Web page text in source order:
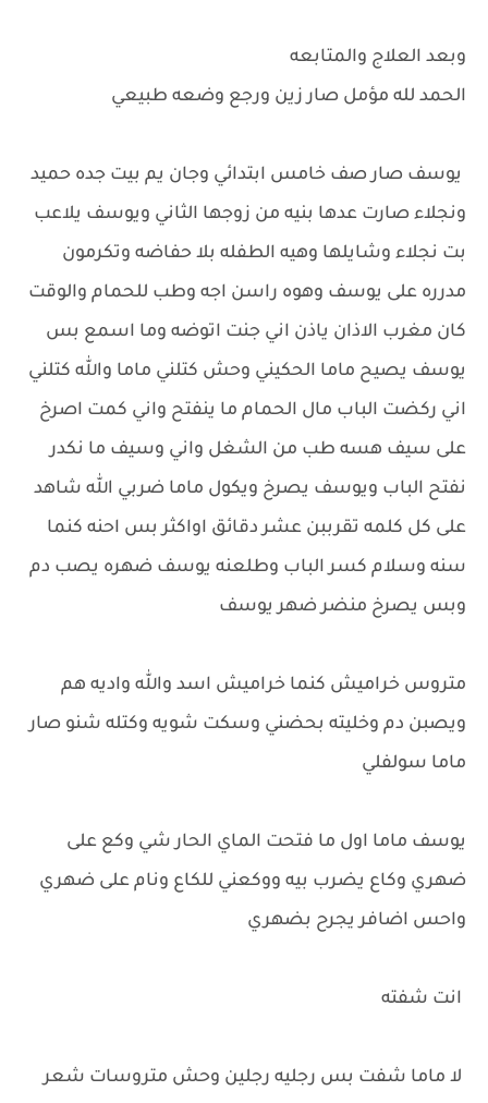
وبعد العلاج والمتابعه
الحمد لله مؤمل صار زين ورجع وضعه طبيعي
يوسف صار صف خامس ابتدائي وجان يم بيت جده حميد
ونجلاء صارت عدها بنيه من زوجها الثاني ويوسف يلاعب
بت نجلاء وشايلها وهيه الطفله بلا حفاضه وتكرمون
مدرره على يوسف وهوه راسن اجه وطب للحمام والوقت
كان مغرب الاذان ياذن اني جنت اتوضه وما اسمع بس
يوسف يصيح ماما الحكيني وحش كتلني ماما والله كتلني
اني ركضت الباب مال الحمام ما ينفتح واني كمت اصرخ
على سيف هسه طب من الشغل واني وسيف ما نكدر
نفتح الباب ويوسف يصرخ ويكول ماما ضربي الله شاهد
على كل كلمه تقرببن عشر دقائق اواكثر بس احنه كنما
سنه وسلام كسر الباب وطلعنه يوسف ضهره يصب دم
وبس يصرخ منضر ضهر يوسف
متروس خراميش كنما خراميش اسد والله واديه هم
ويصبن دم وخليته بحضني وسكت شويه وكتله شنو صار
ماما سولفلي
يوسف ماما اول ما فتحت الماي الحار شي وكع على
ضهري وكاع يضرب بيه ووكعني للكاع ونام على ضهري
واحس اضافر يجرح بضهري
انت شفته
لا ماما شفت بس رجليه رجلين وحش متروسات شعر